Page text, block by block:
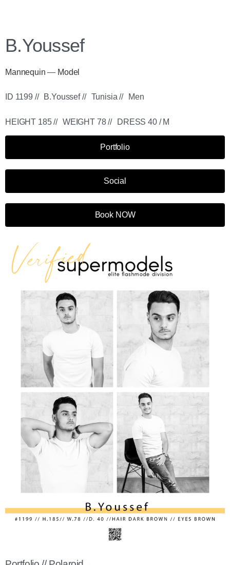
B.Youssef
Mannequin — Model
ID 1199 // B.Youssef // Tunisia // Men
HEIGHT 185 // WEIGHT 78 // DRESS 40 / M
Portfolio
Social
Book NOW